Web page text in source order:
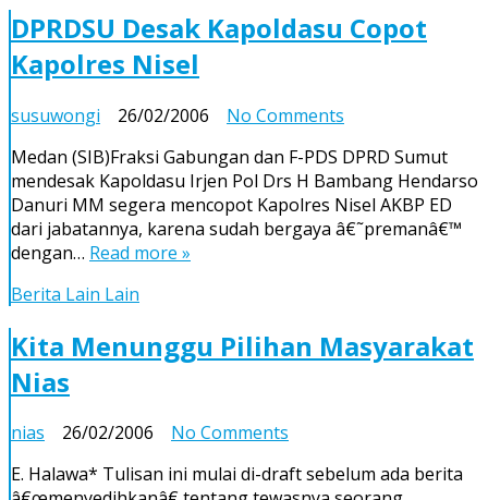
DPRDSU Desak Kapoldasu Copot
Kapolres Nisel
susuwongi 26/02/2006 No Comments
Desak
Kapoldasu
Copot
Kapolres
Medan (SIB)Fraksi Gabungan dan F-PDS DPRD Sumut
mendesak Kapoldasu Irjen Pol Drs H Bambang Hendarso
Danuri MM segera mencopot Kapolres Nisel AKBP ED
dari jabatannya, karena sudah bergaya â€˜premanâ€™
dengan… Read more »
Berita Lain Lain
Kita Menunggu Pilihan Masyarakat
Nias
nias 26/02/2006 No Comments
Menunggu
E. Halawa* Tulisan ini mulai di-draft sebelum ada berita